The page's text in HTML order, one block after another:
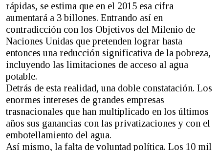
rápidas, se estima que en el 2015 esa cifra
aumentará a 3 billones. Entrando así en
contradicción con los Objetivos del Milenio de
Naciones Unidas que pretenden lograr hasta
entonces una reducción significativa de la pobreza,
incluyendo las limitaciones de acceso al agua
potable.
Detrás de esta realidad, una doble constatación. Los
enormes intereses de grandes empresas
trasnacionales que han multiplicado en los últimos
años sus ganancias con las privatizaciones y con el
embotellamiento del agua.
Así mismo, la falta de voluntad política. Los 10 mil